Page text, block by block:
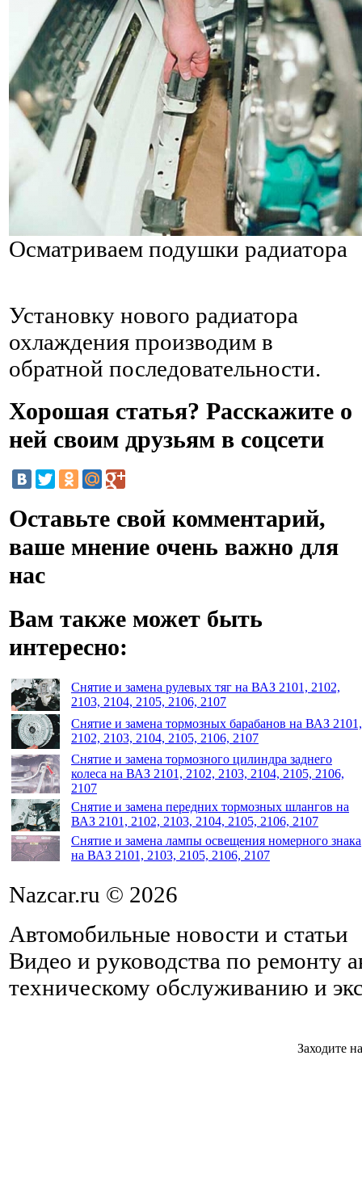
Осматриваем подушки радиатора
Установку нового радиатора
охлаждения производим в
обратной последовательности.
Хорошая статья? Расскажите о
ней своим друзьям в соцсети
Оставьте свой комментарий,
ваше мнение очень важно для
нас
Вам также может быть
интересно:
Снятие и замена рулевых тяг на ВАЗ 2101, 2102,
2103, 2104, 2105, 2106, 2107
Снятие и замена тормозных барабанов на ВАЗ 2101,
2102, 2103, 2104, 2105, 2106, 2107
Снятие и замена тормозного цилиндра заднего
колеса на ВАЗ 2101, 2102, 2103, 2104, 2105, 2106,
2107
Снятие и замена передних тормозных шлангов на
ВАЗ 2101, 2102, 2103, 2104, 2105, 2106, 2107
Снятие и замена лампы освещения номерного знака
на ВАЗ 2101, 2103, 2105, 2106, 2107
Nazcar.ru © 2026
Автомобильные новости и статьи
Видео и руководства по ремонту
техническому обслуживанию и
Заходите